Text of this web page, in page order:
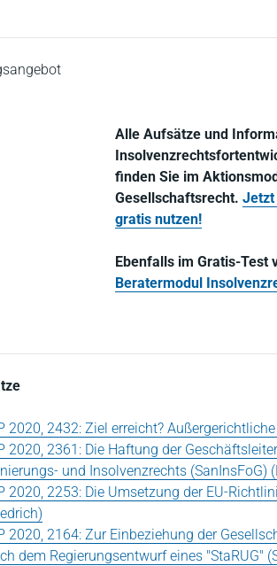
Alle Aufsätze und
finden Sie im
Gesellschaftsrecht. Jetzt
gratis nutzen!
Ebenfalls im Gratis-Test
Beratermodul
2020, 2432: Ziel erreicht?
2020, 2361: Die Haftung der
und Insolvenzrechts (SanInsFoG)
2020, 2253: Die Umsetzung der EU-
2020, 2164: Zur Einbeziehung der
dem Regierungsentwurf eines "StaRUG"